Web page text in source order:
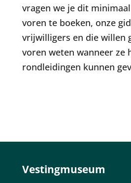
vragen we je dit
voren te boeken, onze
vrijwilligers en die willen
voren weten wanneer ze
rondleidingen kunnen
Vestingmuseum